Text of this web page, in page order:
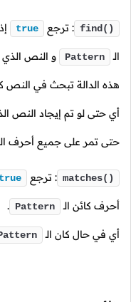
find() : ترجع true
الـ Pattern و النص الذي
هذه الدالة تبحث في النص
أي حتى لو تم إيجاد النص
حتى تمر على جميع أحرف
matches() : ترجع true
أحرف كائن الـ Pattern
.
أي في حال كان الـ